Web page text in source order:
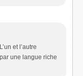
et l’autre
une langue riche